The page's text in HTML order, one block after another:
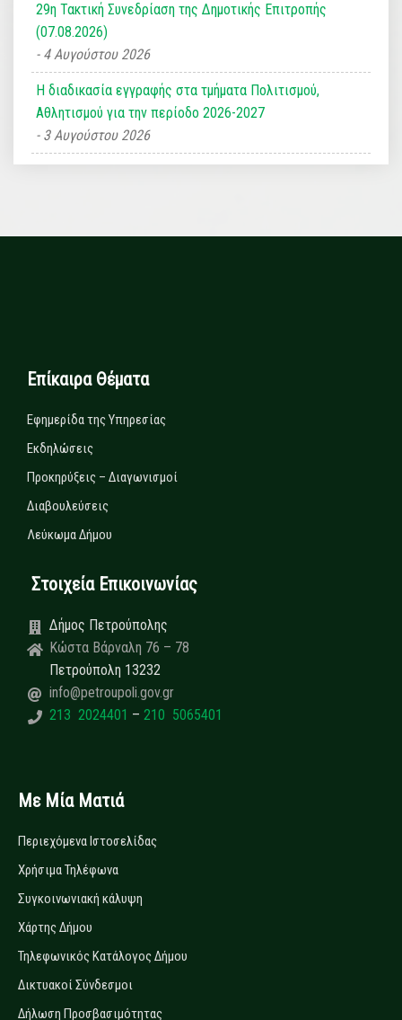
29η Τακτική Συνεδρίαση της Δημοτικής Επιτροπής
(07.08.2026)
4 Αυγούστου 2026
Η διαδικασία εγγραφής στα τμήματα Πολιτισμού,
Αθλητισμού για την περίοδο 2026-2027
3 Αυγούστου 2026
Επίκαιρα Θέματα
Εφημερίδα της Υπηρεσίας
Εκδηλώσεις
Προκηρύξεις – Διαγωνισμοί
Διαβουλεύσεις
Λεύκωμα Δήμου
Στοιχεία Επικοινωνίας
Δήμος Πετρούπολης
Κώστα Βάρναλη 76 – 78
Πετρούπολη 13232
info@petroupoli.gov.gr
213 2024401 – 210 5065401
Με Μία Ματιά
Περιεχόμενα Ιστοσελίδας
Χρήσιμα Τηλέφωνα
Συγκοινωνιακή κάλυψη
Χάρτης Δήμου
Τηλεφωνικός Κατάλογος Δήμου
Δικτυακοί Σύνδεσμοι
Δήλωση Προσβασιμότητας